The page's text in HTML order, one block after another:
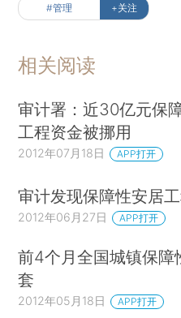
#管理 +关注
相关阅读
审计署：近30亿元保
工程资金被挪用
2012年07月18日 APP打开
审计发现保障性安居
2012年06月27日 APP打开
前4个月全国城镇保
套
2012年05月18日 APP打开